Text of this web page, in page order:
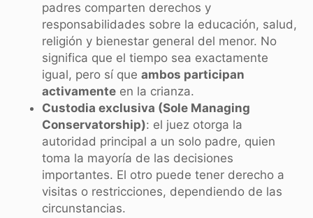
padres comparten derechos y
responsabilidades sobre la educación, salud,
religión y bienestar general del menor. No
significa que el tiempo sea exactamente
igual, pero sí que ambos participan
activamente en la crianza.
Custodia exclusiva (Sole Managing
Conservatorship): el juez otorga la
autoridad principal a un solo padre, quien
toma la mayoría de las decisiones
importantes. El otro puede tener derecho a
visitas o restricciones, dependiendo de las
circunstancias.